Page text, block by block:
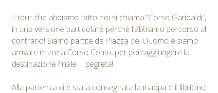
Il tour che abbiamo fatto noi si chiama “Corso Garibaldi”,
in una versione particolare perchè l’abbiamo percorso al
contrario! Siamo partite da Piazza del Duomo e siamo
arrivate in zona Corso Como, per poi raggiungere la
destinazione finale … segreta!
Alla partenza ci è stata consegnata la mappa e il libricino